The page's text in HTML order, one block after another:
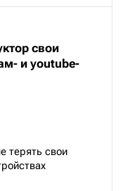
свои
и youtube-
терять свои